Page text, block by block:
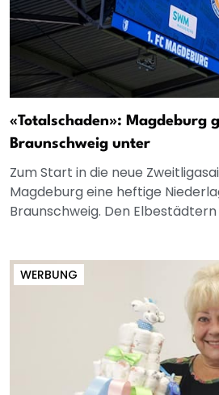
«Totalschaden»: Magdeburg
Braunschweig unter
Zum Start in die neue
Magdeburg eine heftige
Braunschweig. Den Elbestädtern
WERBUNG